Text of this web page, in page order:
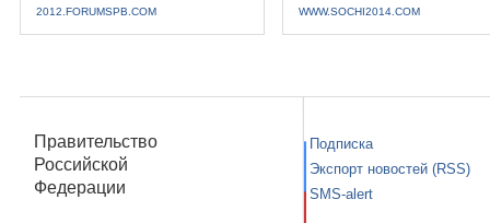
2012.FORUMSPB.COM WWW.SOCHI2014.COM
Правительство
Российской
Федерации
Подписка
Экспорт новостей (RSS)
SMS-alert